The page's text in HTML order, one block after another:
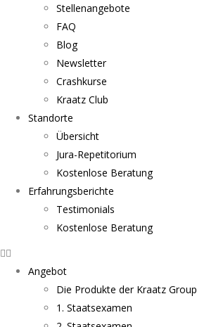
Stellenangebote
FAQ
Blog
Newsletter
Crashkurse
Kraatz Club
Standorte
Übersicht
Jura-Repetitorium
Kostenlose Beratung
Erfahrungsberichte
Testimonials
Kostenlose Beratung
Angebot
Die Produkte der Kraatz Group
1. Staatsexamen